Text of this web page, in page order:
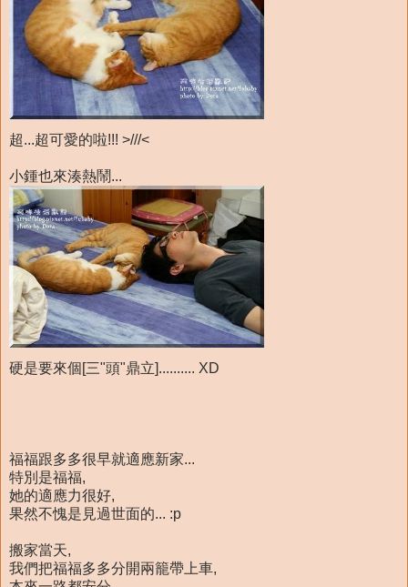
超...超可愛的啦!!! >///<
小鍾也來湊熱鬧...
硬是要來個[三"頭"鼎立].......... XD
福福跟多多很早就適應新家...
特別是福福,
她的適應力很好,
果然不愧是見過世面的... :p
搬家當天,
我們把福福多多分開兩籠帶上車,